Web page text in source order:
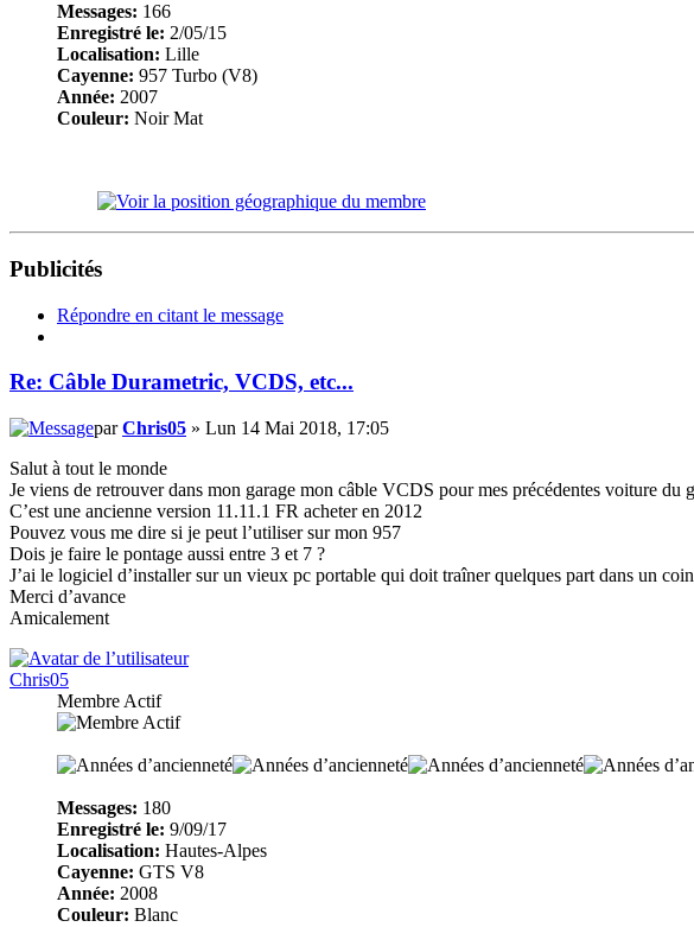
Messages: 166
Enregistré le: 2/05/15
Localisation: Lille
Cayenne: 957 Turbo (V8)
Année: 2007
Couleur: Noir Mat
Publicités
Répondre en citant le message
Re: Câble Durametric, VCDS, etc...
parChris05 » Lun 14 Mai 2018, 17:05
Salut à tout le monde
Je viens de retrouver dans mon garage mon câble VCDS pour mes précédentes voiture du
C’est une ancienne version 11.11.1 FR acheter en 2012
Pouvez vous me dire si je peut l’utiliser sur mon 957
Dois je faire le pontage aussi entre 3 et 7 ?
J’ai le logiciel d’installer sur un vieux pc portable qui doit traîner quelques part dans un
Merci d’avance
Amicalement
Chris05
Membre Actif
Messages: 180
Enregistré le: 9/09/17
Localisation: Hautes-Alpes
Cayenne: GTS V8
Année: 2008
Couleur: Blanc